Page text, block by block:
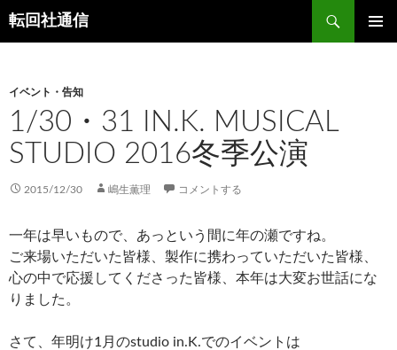
コ
ン
ツ
へ
キ
ッ
転回社通信
検
索
イベント・告知
1/30・31 IN.K. MUSICAL
STUDIO 2016冬季公演
2015/12/30 嶋生薫理 コメントする
一年は早いもので、あっという間に年の瀬ですね。
ご来場いただいた皆様、製作に携わっていただいた皆様、
心の中で応援してくださった皆様、本年は大変お世話にな
りました。
さて、年明け1月のstudio in.K.でのイベントは